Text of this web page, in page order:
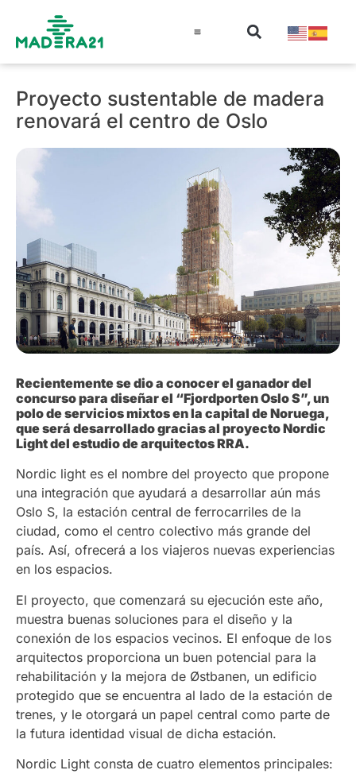
Proyecto sustentable de madera
renovará el centro de Oslo
Recientemente se dio a conocer el ganador del
concurso para diseñar el “Fjordporten Oslo S”, un
polo de servicios mixtos en la capital de Noruega,
que será desarrollado gracias al proyecto Nordic
Light del estudio de arquitectos RRA.
Nordic light es el nombre del proyecto que propone
una integración que ayudará a desarrollar aún más
Oslo S, la estación central de ferrocarriles de la
ciudad, como el centro colectivo más grande del
país. Así, ofrecerá a los viajeros nuevas experiencias
en los espacios.
El proyecto, que comenzará su ejecución este año,
muestra buenas soluciones para el diseño y la
conexión de los espacios vecinos. El enfoque de los
arquitectos proporciona un buen potencial para la
rehabilitación y la mejora de Østbanen, un edificio
protegido que se encuentra al lado de la estación de
trenes, y le otorgará un papel central como parte de
la futura identidad visual de dicha estación.
Nordic Light consta de cuatro elementos principales: